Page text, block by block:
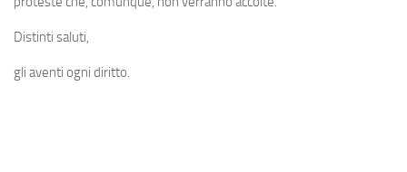
Distinti saluti,
gli aventi ogni diritto.